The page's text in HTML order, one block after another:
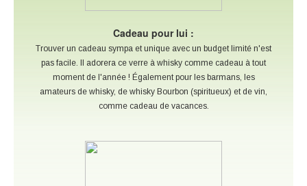
Cadeau pour lui :
Trouver un cadeau sympa et unique avec un budget limité n'est
pas facile. Il adorera ce verre à whisky comme cadeau à tout
moment de l'année ! Également pour les barmans, les
amateurs de whisky, de whisky Bourbon (spiritueux) et de vin,
comme cadeau de vacances.